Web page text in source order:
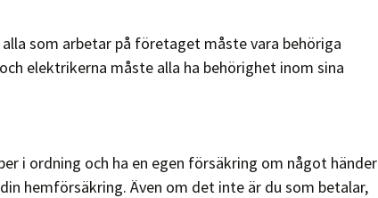
som arbetar på företaget måste vara behöriga
elektrikerna måste alla ha behörighet inom sina
i ordning och ha en egen försäkring om något händer
hemförsäkring. Även om det inte är du som betalar,